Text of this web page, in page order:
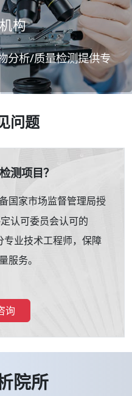
构
分析/质量检测提供专
问题
测项目？
国家市场监督管理局授
认可委员会认可的
专业技术工程师，保障
服务。
询
院所